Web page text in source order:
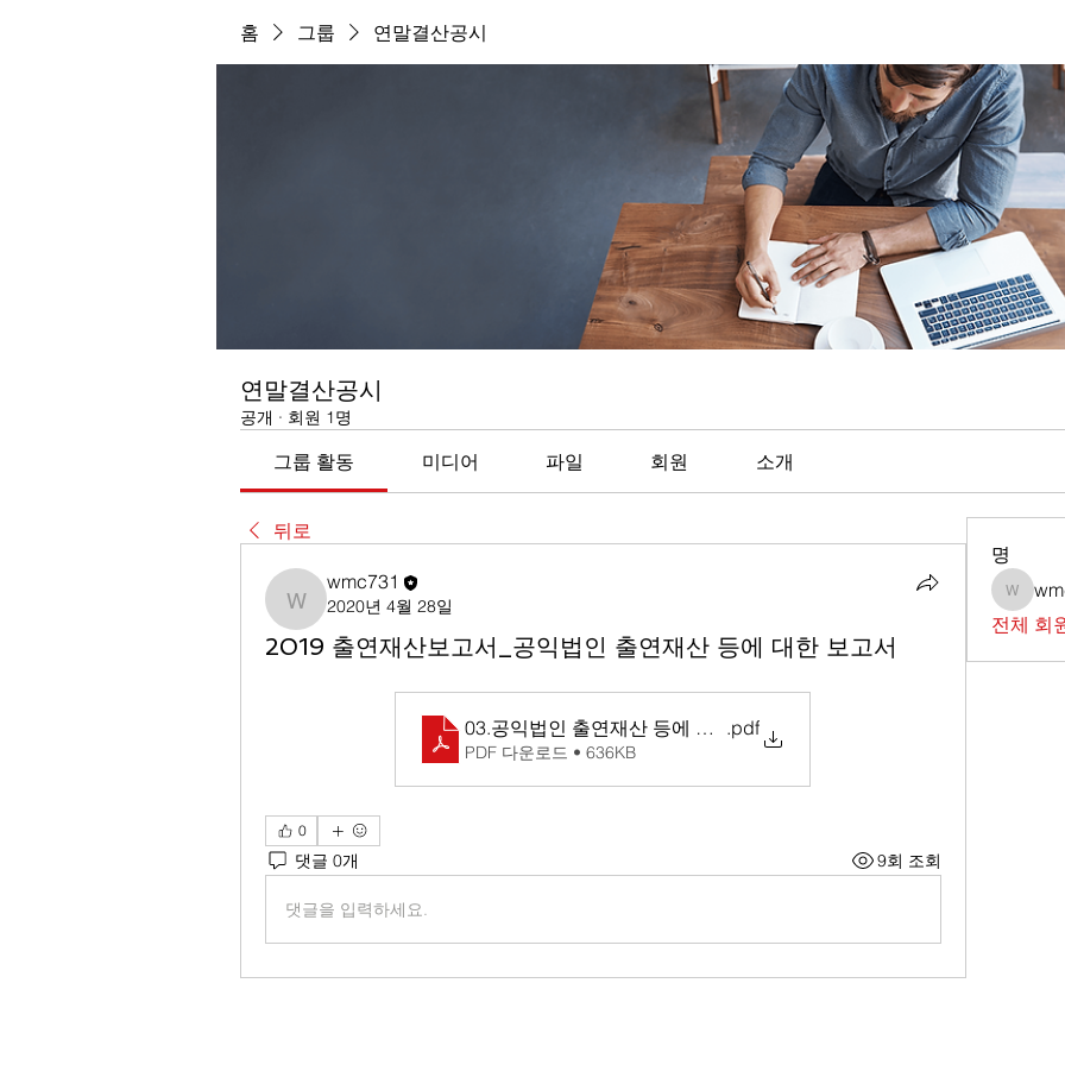
홈 그룹 연말결산공시
연말결산공시
공개 · 회원 1명
그룹 활동 미디어 파일 회원 소개
뒤로
wmc731
wmc731
2020년 4월 28일
2019 출연재산보고서_공익법인 출연재산 등에 대한 보고서
03.공익법인 출연재산 등에 대한 보고서
.pdf
PDF 다운로드 • 636KB
0
댓글 0개 9회 조회
댓글을 입력하세요.
명
전체 회